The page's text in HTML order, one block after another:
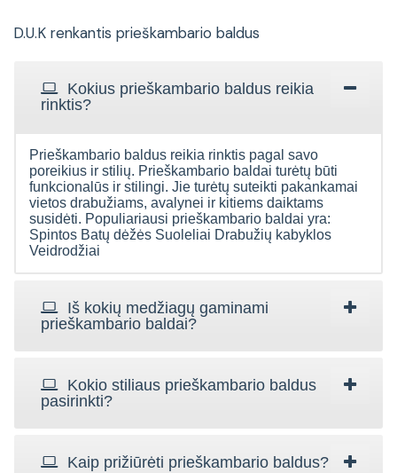
D.U.K renkantis prieškambario baldus
Kokius prieškambario baldus reikia
rinktis?
Prieškambario baldus reikia rinktis pagal savo
poreikius ir stilių. Prieškambario baldai turėtų būti
funkcionalūs ir stilingi. Jie turėtų suteikti pakankamai
vietos drabužiams, avalynei ir kitiems daiktams
susidėti. Populiariausi prieškambario baldai yra:
Spintos Batų dėžės Suoleliai Drabužių kabyklos
Veidrodžiai
Iš kokių medžiagų gaminami
prieškambario baldai?
Kokio stiliaus prieškambario baldus
pasirinkti?
Kaip prižiūrėti prieškambario baldus?